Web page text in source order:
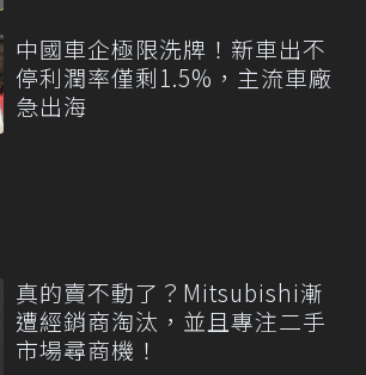
中國車企極限洗牌！新車出不
停利潤率僅剩1.5%，主流車廠
急出海
真的賣不動了？Mitsubishi漸
遭經銷商淘汰，並且專注二手
市場尋商機！